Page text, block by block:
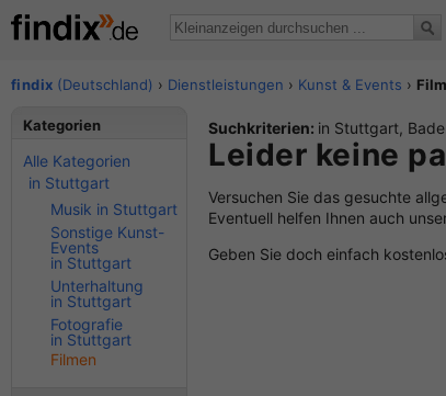
findix (Deutschland) › Dienstleistungen › Kunst & Events ›
Suchkriterien: in Stuttgart,
Leider keine
Versuchen Sie das gesuchte
Eventuell helfen Ihnen auch
Geben Sie doch einfach
Kategorien
Alle Kategorien
in Stuttgart
Musik in Stuttgart
Sonstige Kunst-
Events
in Stuttgart
Unterhaltung
in Stuttgart
Fotografie
in Stuttgart
Filmen